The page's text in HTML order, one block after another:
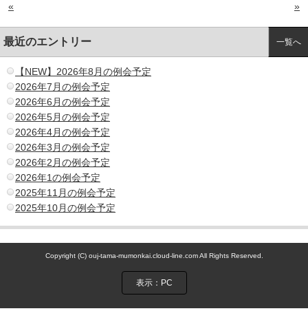
« »
最近のエントリー 一覧へ
【NEW】2026年8月の例会予定
2026年7月の例会予定
2026年6月の例会予定
2026年5月の例会予定
2026年4月の例会予定
2026年3月の例会予定
2026年2月の例会予定
2026年1の例会予定
2025年11月の例会予定
2025年10月の例会予定
Copyright (C) ouj-tama-mumonkai.cloud-line.com All Rights Reserved.
表示：PC